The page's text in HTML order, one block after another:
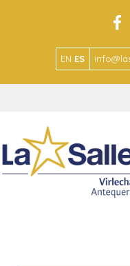
EN ES